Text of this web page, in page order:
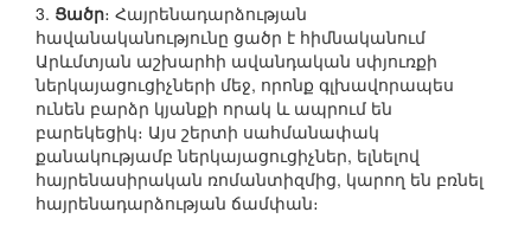
3. Ցածր։ Հայրենադարձության
հավանականությունը ցածր է հիմնականում
Արևմտյան աշխարհի ավանդական սփյուռքի
ներկայացուցիչների մեջ, որոնք գլխավորապես
ունեն բարձր կյանքի որակ և ապրում են
բարեկեցիկ։ Այս շերտի սահմանափակ
քանակությամբ ներկայացուցիչներ, ելնելով
հայրենասիրական ռոմանտիզմից, կարող են բռնել
հայրենադարձության ճամփան։